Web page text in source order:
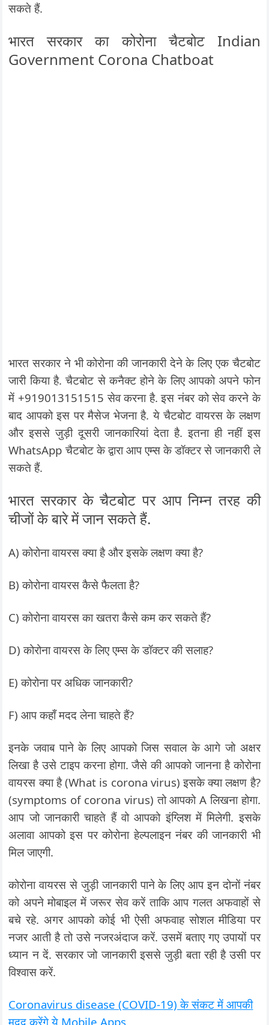
सकते हैं.
भारत सरकार का कोरोना चैटबोट Indian
Government Corona Chatboat
भारत सरकार ने भी कोरोना की जानकारी देने के लिए एक चैटबोट
जारी किया है. चैटबोट से कनैक्ट होने के लिए आपको अपने फोन
में +919013151515 सेव करना है. इस नंबर को सेव करने के
बाद आपको इस पर मैसेज भेजना है. ये चैटबोट वायरस के लक्षण
और इससे जुड़ी दूसरी जानकारियां देता है. इतना ही नहीं इस
WhatsApp चैटबोट के द्वारा आप एम्स के डॉक्टर से जानकारी ले
सकते हैं.
भारत सरकार के चैटबोट पर आप निम्न तरह की
चीजों के बारे में जान सकते हैं.
A) कोरोना वायरस क्या है और इसके लक्षण क्या है?
B) कोरोना वायरस कैसे फैलता है?
C) कोरोना वायरस का खतरा कैसे कम कर सकते हैं?
D) कोरोना वायरस के लिए एम्स के डॉक्टर की सलाह?
E) कोरोना पर अधिक जानकारी?
F) आप कहाँ मदद लेना चाहते हैं?
इनके जवाब पाने के लिए आपको जिस सवाल के आगे जो अक्षर
लिखा है उसे टाइप करना होगा. जैसे की आपको जानना है कोरोना
वायरस क्या है (What is corona virus) इसके क्या लक्षण है?
(symptoms of corona virus) तो आपको A लिखना होगा.
आप जो जानकारी चाहते हैं वो आपको इंग्लिश में मिलेगी. इसके
अलावा आपको इस पर कोरोना हेल्पलाइन नंबर की जानकारी भी
मिल जाएगी.
कोरोना वायरस से जुड़ी जानकारी पाने के लिए आप इन दोनों नंबर
को अपने मोबाइल में जरूर सेव करें ताकि आप गलत अफवाहों से
बचे रहे. अगर आपको कोई भी ऐसी अफवाह सोशल मीडिया पर
नजर आती है तो उसे नजरअंदाज करें. उसमें बताए गए उपायों पर
ध्यान न दें. सरकार जो जानकारी इससे जुड़ी बता रही है उसी पर
विश्वास करें.
Coronavirus disease (COVID-19) के संकट में आपकी
मदद करेंगे ये Mobile Apps